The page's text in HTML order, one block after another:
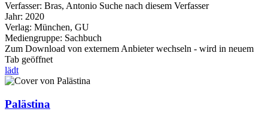
Verfasser: Bras, Antonio Suche nach diesem Verfasser
Jahr: 2020
Verlag: München, GU
Mediengruppe: Sachbuch
Zum Download von externem Anbieter wechseln - wird in neuem
Tab geöffnet
lädt
Palästina